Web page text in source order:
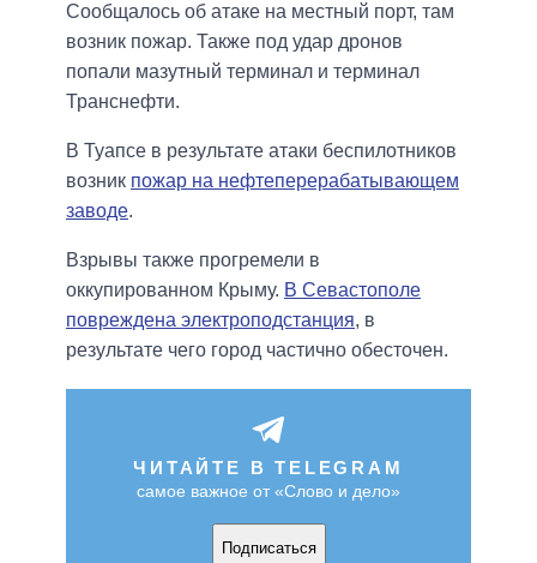
Сообщалось об атаке на местный порт, там
возник пожар. Также под удар дронов
попали мазутный терминал и терминал
Транснефти.
В Туапсе в результате атаки беспилотников
возник пожар на нефтеперерабатывающем
заводе.
Взрывы также прогремели в
оккупированном Крыму. В Севастополе
повреждена электроподстанция, в
результате чего город частично обесточен.
ЧИТАЙТЕ В TELEGRAM
самое важное от «Слово и дело»
Подписаться